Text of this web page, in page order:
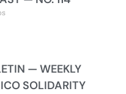
— WEEKLY
SOLIDARITY